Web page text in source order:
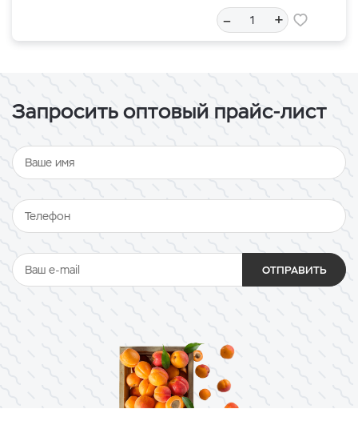
– +
Запросить оптовый прайс-лист
ОТПРАВИТЬ